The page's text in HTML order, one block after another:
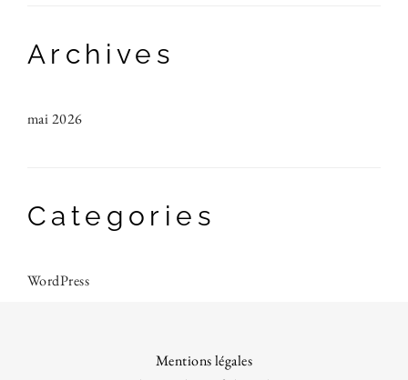
Archives
mai 2026
Categories
WordPress
Mentions légales